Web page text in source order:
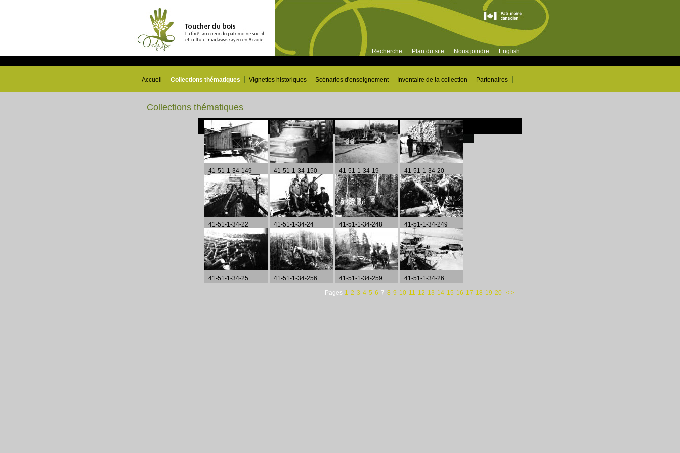
Recherche Plan du site Nous joindre English
Accueil Collections thématiques Vignettes historiques Scénarios d'enseignement Inventaire de la collection Partenaires
Collections thématiques
41-51-1-34-149 41-51-1-34-150 41-51-1-34-19 41-51-1-34-20
41-51-1-34-22 41-51-1-34-24 41-51-1-34-248 41-51-1-34-249
41-51-1-34-25 41-51-1-34-256 41-51-1-34-259 41-51-1-34-26
Pages 1 2 3 4 5 6 7 8 9 10 11 12 13 14 15 16 17 18 19 20 <>
Page 7 de 20